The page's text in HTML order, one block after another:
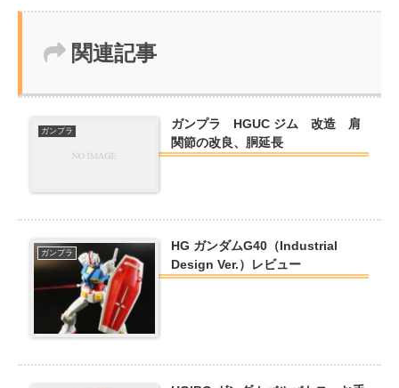
関連記事
ガンプラ
ガンプラ HGUC ジム 改造 肩
関節の改良、胴延長
ガンプラ
HG ガンダムG40（Industrial
Design Ver.）レビュー